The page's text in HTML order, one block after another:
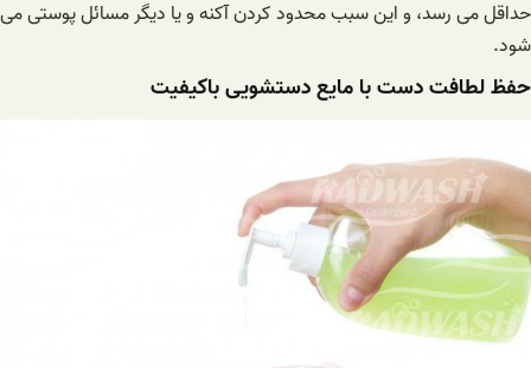
حداقل می رسد، و این سبب محدود کردن آکنه و یا دیگر مسائل پوستی می
شود.
حفظ لطافت دست با مایع دستشویی باکیفیت